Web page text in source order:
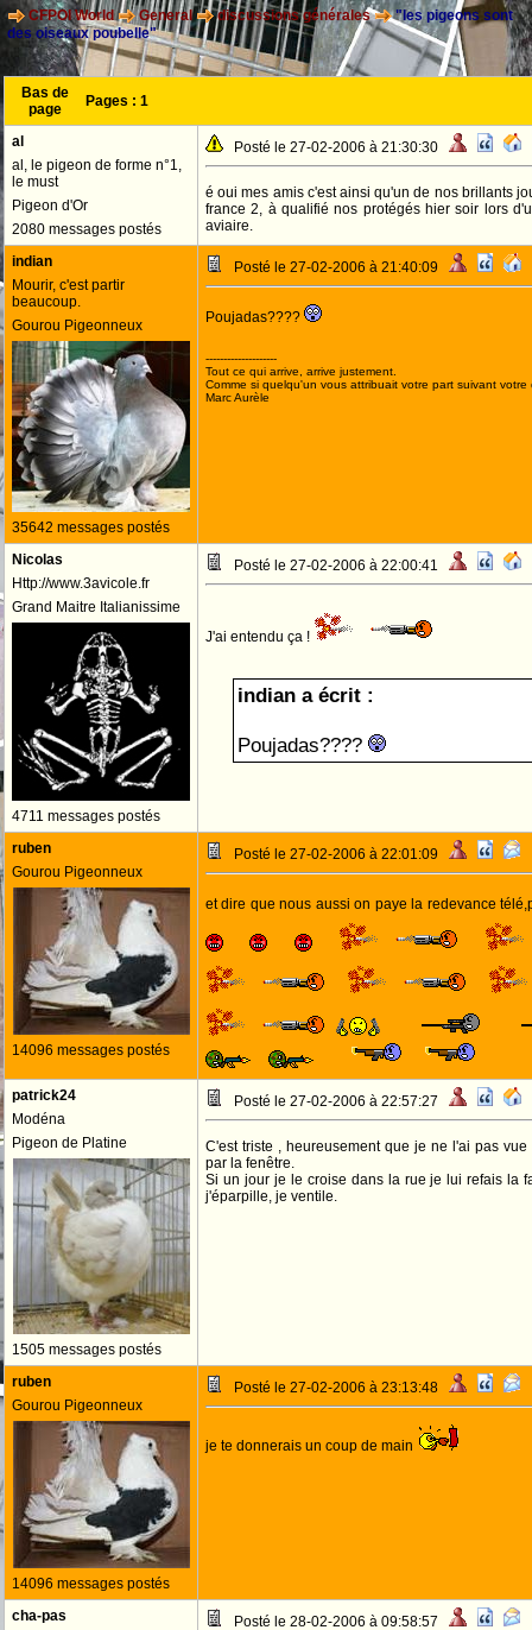
CFPOI World General discussions générales
"les pigeons sont
des oiseaux poubelle"
Bas de
page
Pages : 1
al
al, le pigeon de forme n°1,
le must
Pigeon d'Or
2080 messages postés
Posté le 27-02-2006 à 21:30:30
é oui mes amis c'est ainsi qu'un de nos brillants
france 2, à qualifié nos protégés hier soir lors
aviaire.
indian
Mourir, c'est partir
beaucoup.
Gourou Pigeonneux
35642 messages postés
Posté le 27-02-2006 à 21:40:09
Poujadas????
--------------------
Tout ce qui arrive, arrive justement.
Comme si quelqu'un vous attribuait votre part suivant votre
Marc Aurèle
Nicolas
Http://www.3avicole.fr
Grand Maitre Italianissime
4711 messages postés
Posté le 27-02-2006 à 22:00:41
J'ai entendu ça !
indian a écrit :
Poujadas????
ruben
Gourou Pigeonneux
14096 messages postés
Posté le 27-02-2006 à 22:01:09
et dire que nous aussi on paye la redevance
patrick24
Modéna
Pigeon de Platine
1505 messages postés
Posté le 27-02-2006 à 22:57:27
C'est triste , heureusement que je ne l'ai pas
par la fenêtre.
Si un jour je le croise dans la rue je lui refais la
j'éparpille, je ventile.
ruben
Gourou Pigeonneux
14096 messages postés
Posté le 27-02-2006 à 23:13:48
je te donnerais un coup de main
cha-pas
Posté le 28-02-2006 à 09:58:57